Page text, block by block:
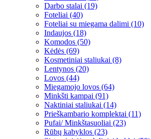
Darbo stalai (19)
Foteliai (40)
Foteliai su miegama dalimi (10)
Indaujos (18)
Komodos (50)
Kėdės (69)
Kosmetiniai staliukai (8)
Lentynos (20)
Lovos (44)
Miegamojo lovos (64)
Minkšti kampai (91)
Naktiniai staliukai (14)
Prieškambario komplektai (11)
Pufai/ Minkštasuoliai (23)
Rūbų kabyklos (23)